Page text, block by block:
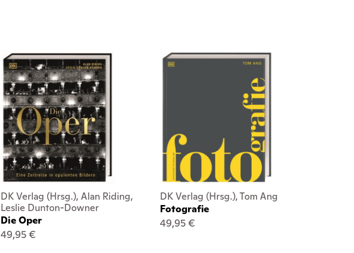
DK Verlag (Hrsg.), Alan Riding,
Leslie Dunton-Downer
Die Oper
49,95 €
DK Verlag (Hrsg.), Tom Ang
Fotografie
49,95 €